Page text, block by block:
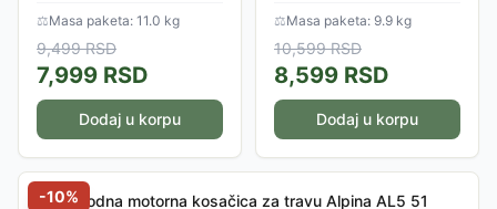
do 400m&#178;. Širina
košenja je 32cm, dok se
visina košenja može...
⚖Masa paketa: 11.0 kg
9,499RSD
7,999 RSD
Dodaj u korpu
košenja može postaviti u
jednu od 3 pozicije: 20, 35 ili
50 mm....
⚖Masa paketa: 9.9 kg
10,599RSD
8,599 RSD
Dodaj u korpu
-10%
Samohodna motorna kosačica za travu Alpina AL5 51